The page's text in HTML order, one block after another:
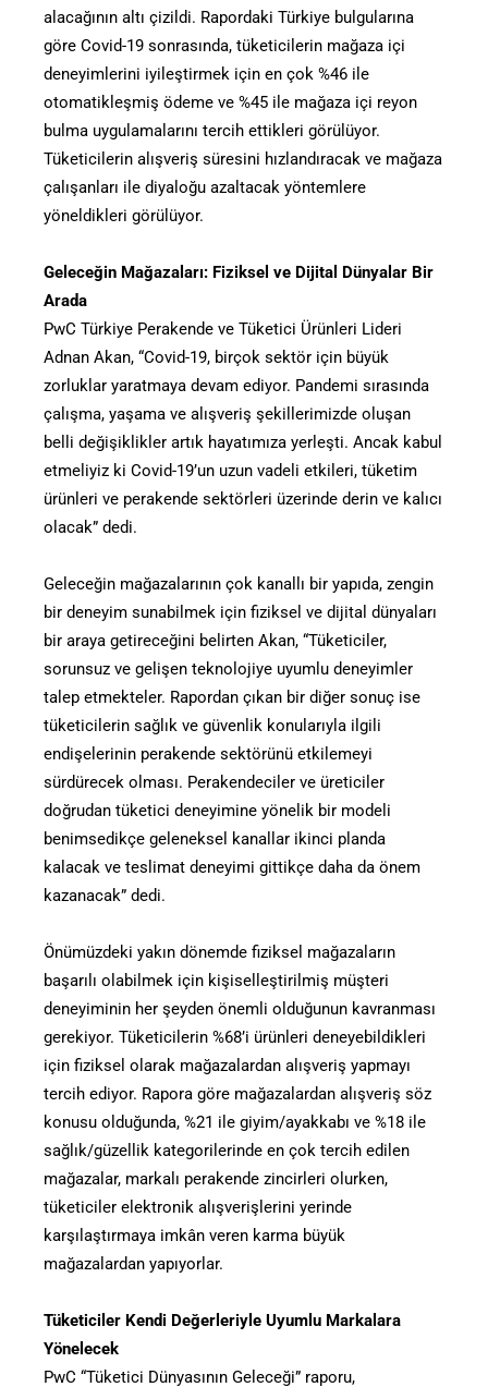
alacağının altı çizildi. Rapordaki Türkiye bulgularına
göre Covid-19 sonrasında, tüketicilerin mağaza içi
deneyimlerini iyileştirmek için en çok %46 ile
otomatikleşmiş ödeme ve %45 ile mağaza içi reyon
bulma uygulamalarını tercih ettikleri görülüyor.
Tüketicilerin alışveriş süresini hızlandıracak ve mağaza
çalışanları ile diyaloğu azaltacak yöntemlere
yöneldikleri görülüyor.
Geleceğin Mağazaları: Fiziksel ve Dijital Dünyalar Bir
Arada
PwC Türkiye Perakende ve Tüketici Ürünleri Lideri
Adnan Akan, “Covid-19, birçok sektör için büyük
zorluklar yaratmaya devam ediyor. Pandemi sırasında
çalışma, yaşama ve alışveriş şekillerimizde oluşan
belli değişiklikler artık hayatımıza yerleşti. Ancak kabul
etmeliyiz ki Covid-19’un uzun vadeli etkileri, tüketim
ürünleri ve perakende sektörleri üzerinde derin ve kalıcı
olacak” dedi.
Geleceğin mağazalarının çok kanallı bir yapıda, zengin
bir deneyim sunabilmek için fiziksel ve dijital dünyaları
bir araya getireceğini belirten Akan, “Tüketiciler,
sorunsuz ve gelişen teknolojiye uyumlu deneyimler
talep etmekteler. Rapordan çıkan bir diğer sonuç ise
tüketicilerin sağlık ve güvenlik konularıyla ilgili
endişelerinin perakende sektörünü etkilemeyi
sürdürecek olması. Perakendeciler ve üreticiler
doğrudan tüketici deneyimine yönelik bir modeli
benimsedikçe geleneksel kanallar ikinci planda
kalacak ve teslimat deneyimi gittikçe daha da önem
kazanacak” dedi.
Önümüzdeki yakın dönemde fiziksel mağazaların
başarılı olabilmek için kişiselleştirilmiş müşteri
deneyiminin her şeyden önemli olduğunun kavranması
gerekiyor. Tüketicilerin %68’i ürünleri deneyebildikleri
için fiziksel olarak mağazalardan alışveriş yapmayı
tercih ediyor. Rapora göre mağazalardan alışveriş söz
konusu olduğunda, %21 ile giyim/ayakkabı ve %18 ile
sağlık/güzellik kategorilerinde en çok tercih edilen
mağazalar, markalı perakende zincirleri olurken,
tüketiciler elektronik alışverişlerini yerinde
karşılaştırmaya imkân veren karma büyük
mağazalardan yapıyorlar.
Tüketiciler Kendi Değerleriyle Uyumlu Markalara
Yönelecek
PwC “Tüketici Dünyasının Geleceği” raporu,